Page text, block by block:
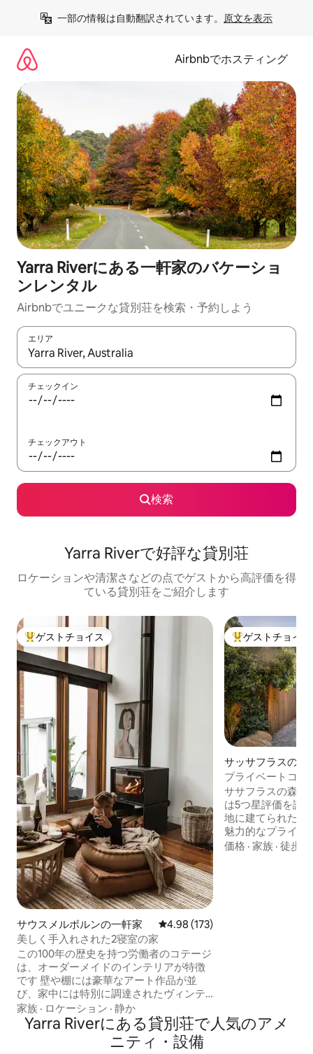
一部の情報は自動翻訳されています。 原文を表示
Airbnbでホスティング
Yarra Riverにある一軒家のバケーショ
ンレンタル
Airbnbでユニークな貸別荘を検索・予約しよう
エリア
検索結果が表示されたら、上下の矢印キーを使って移動するか
チェックイン
チェックアウト
検索
Yarra Riverで好評な貸別荘
ロケーションや清潔さなどの点でゲストから高評価を得
ている貸別荘をご紹介します
大好評のゲストチョイスです。
ゲストチョイス
サウスメルボルンの一軒家 レビュー173件、5つ星中4.98つ
4.98 (173)
美しく手入れされた2寝室の家
この100年の歴史を持つ労働者のコテージ
は、オーダーメイドのインテリアが特徴
です 壁や棚には豪華なアート作品が並
び、家中には特別に調達されたヴィンテ
ージ作品が散りばめられています。ベッ
ドには豪華なリネンが敷かれており、ラ
ウンジには3人掛けのソファがあり、そこ
から立ち上がりたくないかもしれませ
家族 · ロケーション · 静か
大好評のゲスト
ゲストチョイス
サッサフラスの一
プライベートコテ
森の中にある1/2
コテージ
ササフラスの森の
は5つ星評価を誇
地に建てられたこ
魅力的なプライベ
しめるように完璧
価格 ·家族 ·徒歩
Yarra Riverにある貸別荘で人気のアメ
ニティ・設備